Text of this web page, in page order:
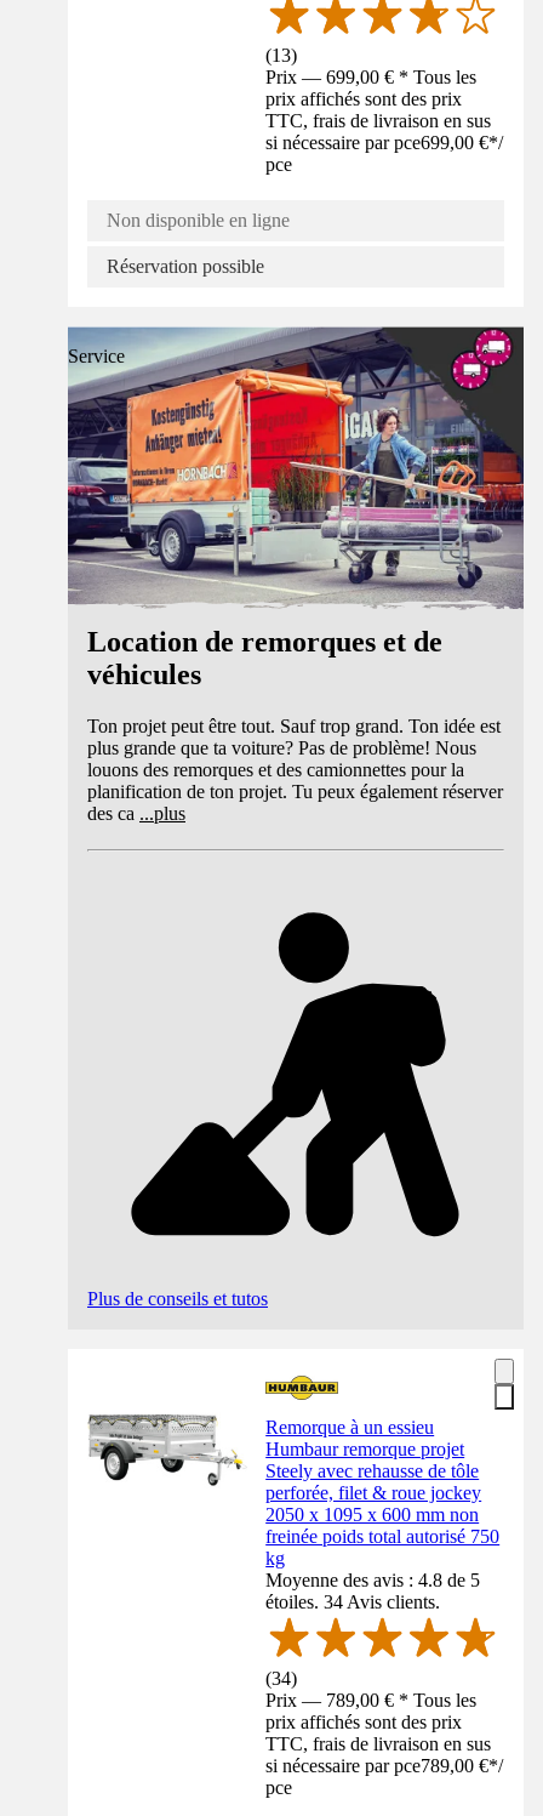
(13)
Prix — 699,00 € * Tous les
prix affichés sont des prix
TTC, frais de livraison en sus
si nécessaire par pce699,00 €*/
pce
Non disponible en ligne
Réservation possible
Service
Location de remorques et de
véhicules
Ton projet peut être tout. Sauf trop grand. Ton idée est
plus grande que ta voiture? Pas de problème! Nous
louons des remorques et des camionnettes pour la
planification de ton projet. Tu peux également réserver
des ca ...plus
Plus de conseils et tutos
Remorque à un essieu
Humbaur remorque projet
Steely avec rehausse de tôle
perforée, filet & roue jockey
2050 x 1095 x 600 mm non
freinée poids total autorisé 750
kg
Moyenne des avis : 4.8 de 5
étoiles. 34 Avis clients.
(34)
Prix — 789,00 € * Tous les
prix affichés sont des prix
TTC, frais de livraison en sus
si nécessaire par pce789,00 €*/
pce